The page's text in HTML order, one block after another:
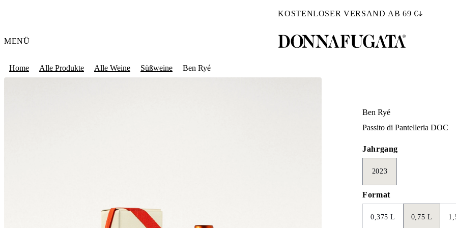
KOSTENLOSER VERSAND AB 69 €
MENÜ
Home Alle Produkte Alle Weine Süßweine Ben Ryé
Ben Ryé
Passito di Pantelleria DOC
Jahrgang
2023
Format
0,375 L 0,75 L